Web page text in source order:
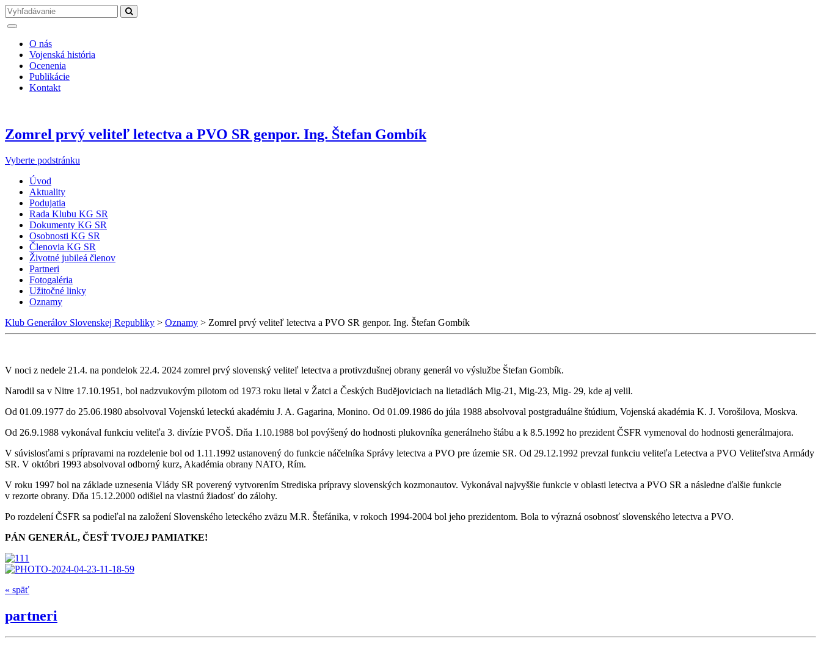
O nás
Vojenská história
Ocenenia
Publikácie
Kontakt
Zomrel prvý veliteľ letectva a PVO SR genpor. Ing. Štefan Gombík
Vyberte podstránku
Úvod
Aktuality
Podujatia
Rada Klubu KG SR
Dokumenty KG SR
Osobnosti KG SR
Členovia KG SR
Životné jubileá členov
Partneri
Fotogaléria
Užitočné linky
Oznamy
Klub Generálov Slovenskej Republiky > Oznamy > Zomrel prvý veliteľ letectva a PVO SR genpor. Ing. Štefan Gombík
V noci z nedele 21.4. na pondelok 22.4. 2024 zomrel prvý slovenský veliteľ letectva a protivzdušnej obrany generál vo výslužbe Štefan Gombík.
Narodil sa v Nitre 17.10.1951, bol nadzvukovým pilotom od 1973 roku lietal v Žatci a Českých Budĕjoviciach na lietadlách Mig-21, Mig-23, Mig- 29, kde aj velil.
Od 01.09.1977 do 25.06.1980 absolvoval Vojenskú leteckú akadémiu J. A. Gagarina, Monino. Od 01.09.1986 do júla 1988 absolvoval postgraduálne štúdium, Vojenská akadémia K. J. Vorošilova, Moskva.
Od 26.9.1988 vykonával funkciu veliteľa 3. divízie PVOŠ. Dňa 1.10.1988 bol povýšený do hodnosti plukovníka generálneho štábu a k 8.5.1992 ho prezident ČSFR vymenoval do hodnosti generálmajora.
V súvislosťami s prípravami na rozdelenie bol od 1.11.1992 ustanovený do funkcie náčelníka Správy letectva a PVO pre územie SR. Od 29.12.1992 prevzal funkciu veliteľa Letectva a PVO Veliteľstva Armády
SR. V októbri 1993 absolvoval odborný kurz, Akadémia obrany NATO, Rím.
V roku 1997 bol na základe uznesenia Vlády SR poverený vytvorením Strediska prípravy slovenských kozmonautov. Vykonával najvyššie funkcie v oblasti letectva a PVO SR a následne ďalšie funkcie
v rezorte obrany. Dňa 15.12.2000 odišiel na vlastnú žiadosť do zálohy.
Po rozdelení ČSFR sa podieľal na založení Slovenského leteckého zväzu M.R. Štefánika, v rokoch 1994-2004 bol jeho prezidentom. Bola to výrazná osobnosť slovenského letectva a PVO.
PÁN GENERÁL, ČESŤ TVOJEJ PAMIATKE!
« späť
partneri